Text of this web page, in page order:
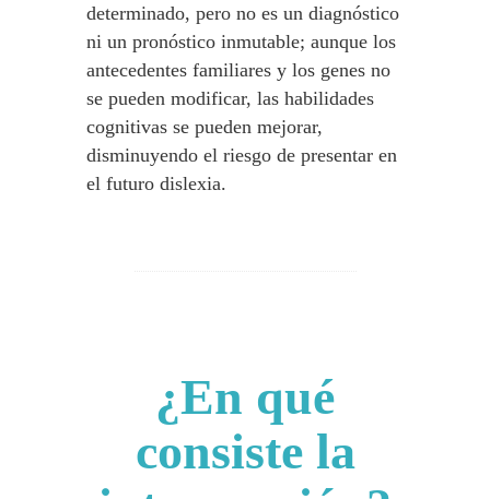
determinado, pero no es un diagnóstico
ni un pronóstico inmutable; aunque los
antecedentes familiares y los genes no
se pueden modificar, las habilidades
cognitivas se pueden mejorar,
disminuyendo el riesgo de presentar en
el futuro dislexia.
¿En qué
consiste la